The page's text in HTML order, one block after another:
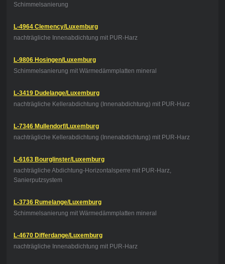
Schimmelsanierung
L-4964 Clemency/Luxemburg
nachträgliche Innenabdichtung mit PUR-Harz
L-9806 Hosingen/Luxemburg
Schimmelsanierung mit Wärmedämmplatten mineral
L-3419 Dudelange/Luxemburg
nachträgliche Kellerabdichtung (Innenabdichtung) mit PUR-Harz
L-7346 Mullendorf/Luxemburg
nachträgliche Kellerabdichtung (Innenabdichtung) mit PUR-Harz
L-6163 Bourglinster/Luxemburg
nachträgliche Abdichtung-Horizontalsperre mit PUR-Harz,
Sanierputzsystem
L-3736 Rumelange/Luxemburg
Schimmelsanierung mit Wärmedämmplatten mineral
L-4670 Differdange/Luxemburg
nachträgliche Innenabdichtung mit PUR-Harz